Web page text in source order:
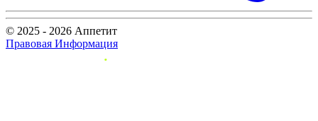
© 2025 - 2026 Аппетит
Правовая Информация